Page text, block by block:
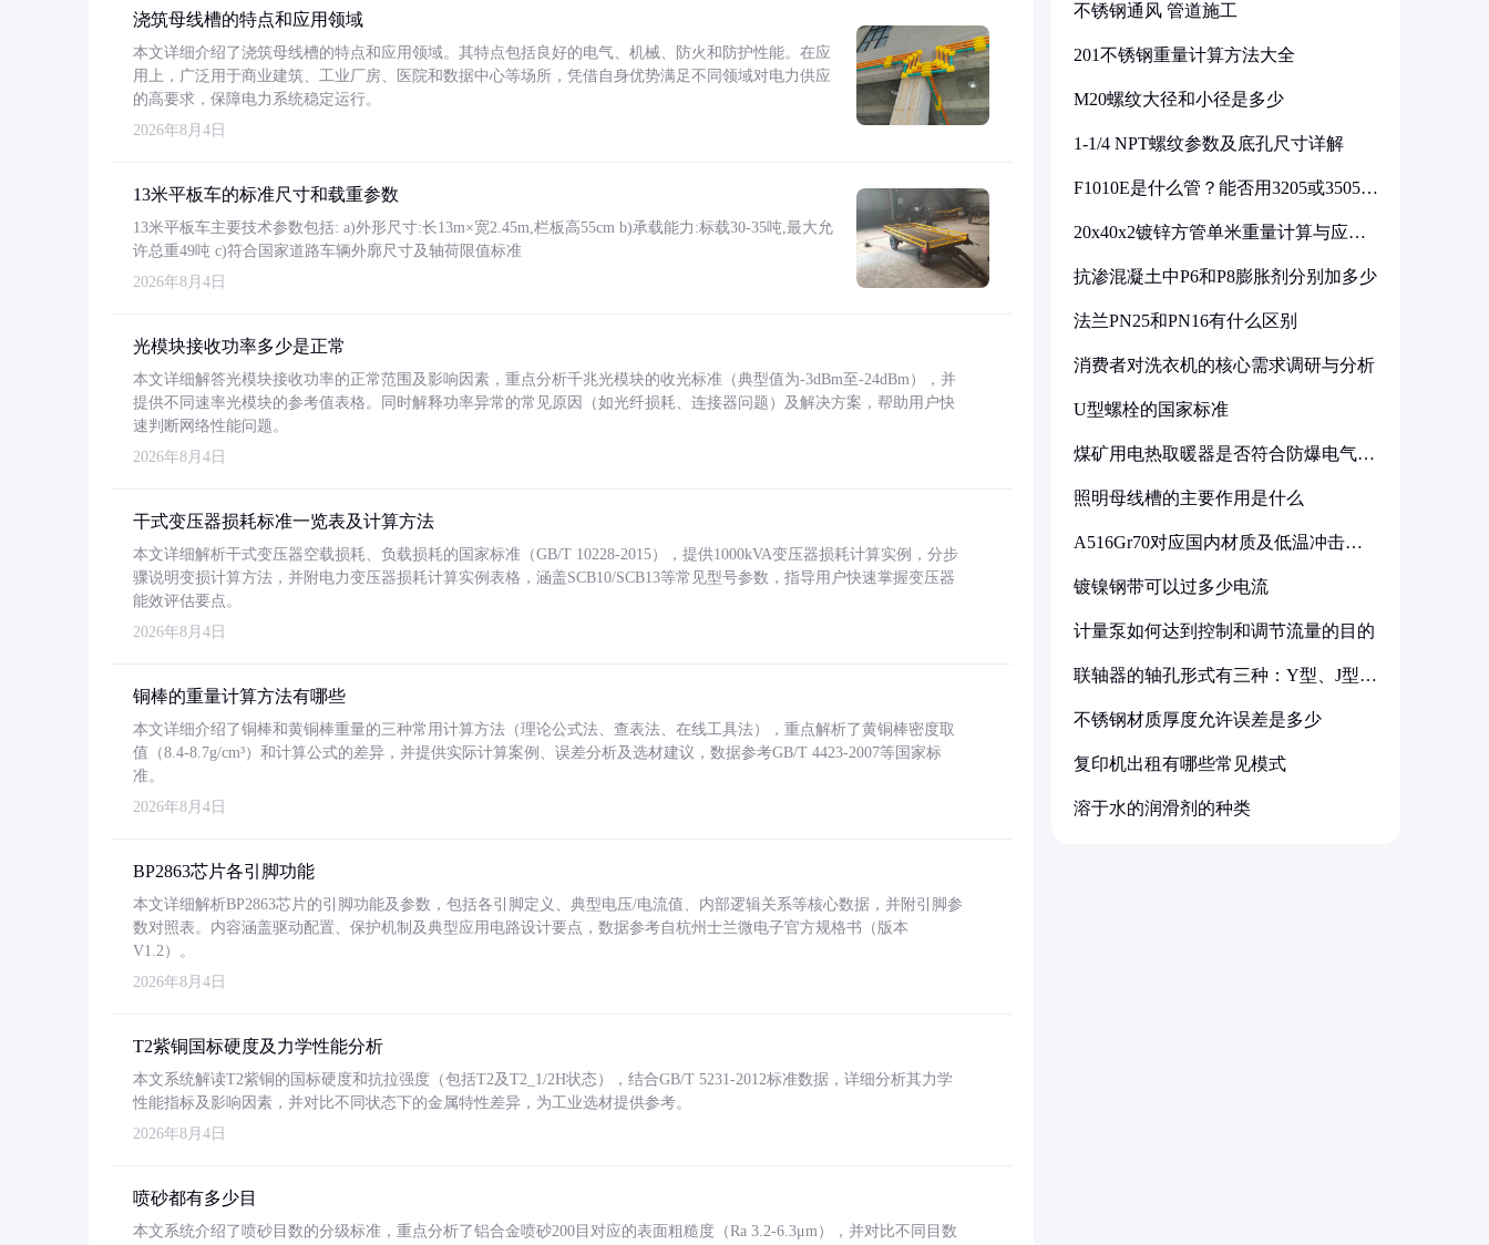
浇筑母线槽的特点和应用领域
本文详细介绍了浇筑母线槽的特点和应用领域。其特点包括良好的电气、机械、防火和防护性能。在应
用上，广泛用于商业建筑、工业厂房、医院和数据中心等场所，凭借自身优势满足不同领域对电力供应
的高要求，保障电力系统稳定运行。
2026年8月4日
13米平板车的标准尺寸和载重参数
13米平板车主要技术参数包括: a)外形尺寸:长13m×宽2.45m,栏板高55cm b)承载能力:标载30-35吨,最大允
许总重49吨 c)符合国家道路车辆外廓尺寸及轴荷限值标准
2026年8月4日
光模块接收功率多少是正常
本文详细解答光模块接收功率的正常范围及影响因素，重点分析千兆光模块的收光标准（典型值为-3dBm至-24dBm），并
提供不同速率光模块的参考值表格。同时解释功率异常的常见原因（如光纤损耗、连接器问题）及解决方案，帮助用户快
速判断网络性能问题。
2026年8月4日
干式变压器损耗标准一览表及计算方法
本文详细解析干式变压器空载损耗、负载损耗的国家标准（GB/T 10228-2015），提供1000kVA变压器损耗计算实例，分步
骤说明变损计算方法，并附电力变压器损耗计算实例表格，涵盖SCB10/SCB13等常见型号参数，指导用户快速掌握变压器
能效评估要点。
2026年8月4日
铜棒的重量计算方法有哪些
本文详细介绍了铜棒和黄铜棒重量的三种常用计算方法（理论公式法、查表法、在线工具法），重点解析了黄铜棒密度取
值（8.4-8.7g/cm³）和计算公式的差异，并提供实际计算案例、误差分析及选材建议，数据参考GB/T 4423-2007等国家标
准。
2026年8月4日
BP2863芯片各引脚功能
本文详细解析BP2863芯片的引脚功能及参数，包括各引脚定义、典型电压/电流值、内部逻辑关系等核心数据，并附引脚参
数对照表。内容涵盖驱动配置、保护机制及典型应用电路设计要点，数据参考自杭州士兰微电子官方规格书（版本
V1.2）。
2026年8月4日
T2紫铜国标硬度及力学性能分析
本文系统解读T2紫铜的国标硬度和抗拉强度（包括T2及T2_1/2H状态），结合GB/T 5231-2012标准数据，详细分析其力学
性能指标及影响因素，并对比不同状态下的金属特性差异，为工业选材提供参考。
2026年8月4日
喷砂都有多少目
本文系统介绍了喷砂目数的分级标准，重点分析了铝合金喷砂200目对应的表面粗糙度（Ra 3.2-6.3μm），并对比不同目数
不锈钢通风 管道施工
201不锈钢重量计算方法大全
M20螺纹大径和小径是多少
1-1/4 NPT螺纹参数及底孔尺寸详解
F1010E是什么管？能否用3205或3505代
20x40x2镀锌方管单米重量计算与应用
抗渗混凝土中P6和P8膨胀剂分别加多少
法兰PN25和PN16有什么区别
消费者对洗衣机的核心需求调研与分析
U型螺栓的国家标准
煤矿用电热取暖器是否符合防爆电气设
照明母线槽的主要作用是什么
A516Gr70对应国内材质及低温冲击要
镀镍钢带可以过多少电流
计量泵如何达到控制和调节流量的目的
联轴器的轴孔形式有三种：Y型、J型、
不锈钢材质厚度允许误差是多少
复印机出租有哪些常见模式
溶于水的润滑剂的种类